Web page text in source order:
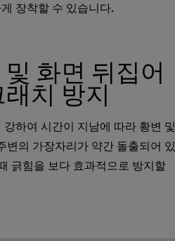
장착할 수 있습니다.
화면 뒤집어
치 방지
하여 시간이 지남에 따라 황변 및
변의 가장자리가 약간 돌출되어 있
긁힘을 보다 효과적으로 방지할